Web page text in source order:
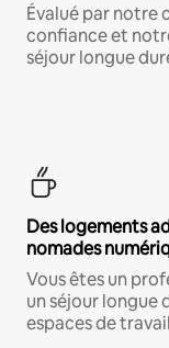
Évalué par notre
confiance et
séjour longue
Des logements
nomades
Vous êtes un
un séjour longue
espaces de